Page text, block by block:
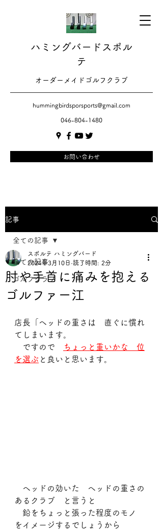
ハミングバードスポル
テ
​​オーダーメイドゴルフクラブ
hummingbirdsporsports@gmail.com
046-804-1480
お問い合わせ
記事
全ての記事
ゴルフクラブ
全ての記事
肘や手首に痛みを抱える
ゴルファー江
スポルテ ハミングバード
2024年3月10日 読了時間: 2分
店長「ヘッドの重さは　直ぐに慣れ
てしまいます。
ですので
ちょっと重いかな　位
を選ぶ と良いと思います。
ヘッドの効いた　ヘッドの重さの
あるクラブ　と言うと
鉛をちょっと張った程度のモノ
をイメージするでしょうから